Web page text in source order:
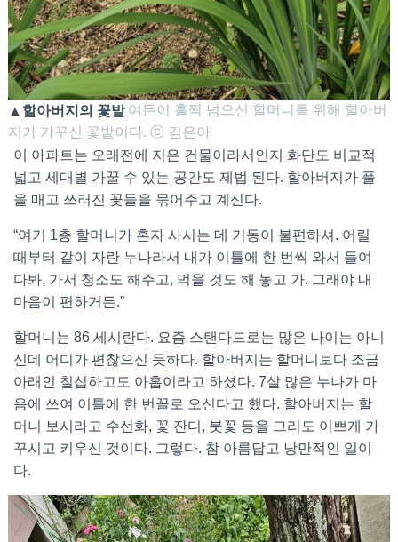
▲할아버지의 꽃밭 여든이 훌쩍 넘으신 할머니를 위해 할아버
지가 가꾸신 꽃밭이다. ⓒ 김은아
이 아파트는 오래전에 지은 건물이라서인지 화단도 비교적
넓고 세대별 가꿀 수 있는 공간도 제법 된다. 할아버지가 풀
을 매고 쓰러진 꽃들을 묶어주고 계신다.
“여기 1층 할머니가 혼자 사시는 데 거동이 불편하셔. 어릴
때부터 같이 자란 누나라서 내가 이틀에 한 번씩 와서 들여
다봐. 가서 청소도 해주고, 먹을 것도 해 놓고 가. 그래야 내
마음이 편하거든.”
할머니는 86 세시란다. 요즘 스탠다드로는 많은 나이는 아니
신데 어디가 편찮으신 듯하다. 할아버지는 할머니보다 조금
아래인 칠십하고도 아홉이라고 하셨다. 7살 많은 누나가 마
음에 쓰여 이틀에 한 번꼴로 오신다고 했다. 할아버지는 할
머니 보시라고 수선화, 꽃 잔디, 붓꽃 등을 그리도 이쁘게 가
꾸시고 키우신 것이다. 그렇다. 참 아름답고 낭만적인 일이
다.